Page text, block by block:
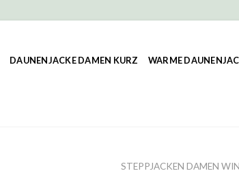
DAUNENJACKE DAMEN KURZ WARME
STEPPJACKEN DAMEN